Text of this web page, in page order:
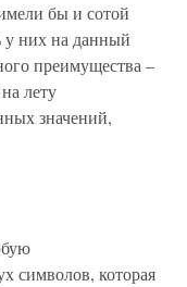
бы и сотой
у них на данный
преимущества –
лету
значений,
символов, которая